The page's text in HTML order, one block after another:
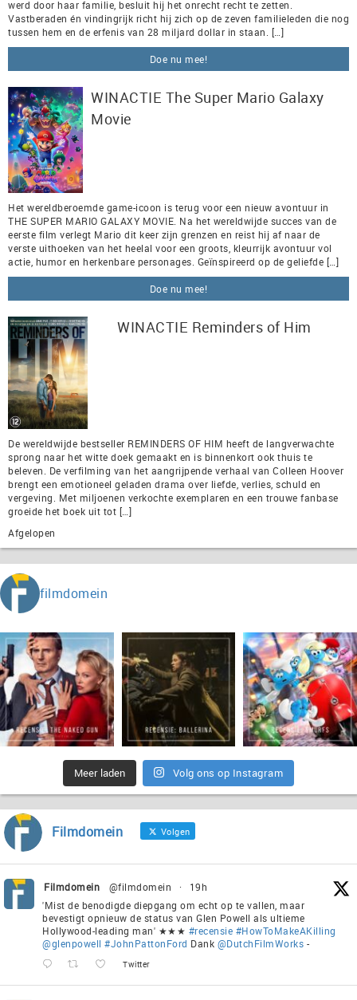
werd door haar familie, besluit hij het onrecht recht te zetten.
Vastberaden én vindingrijk richt hij zich op de zeven familieleden die nog
tussen hem en de erfenis van 28 miljard dollar in staan. […]
Doe nu mee!
WINACTIE The Super Mario Galaxy
Movie
Het wereldberoemde game-icoon is terug voor een nieuw avontuur in
THE SUPER MARIO GALAXY MOVIE. Na het wereldwijde succes van de
eerste film verlegt Mario dit keer zijn grenzen en reist hij af naar de
verste uithoeken van het heelal voor een groots, kleurrijk avontuur vol
actie, humor en herkenbare personages. Geïnspireerd op de geliefde […]
Doe nu mee!
WINACTIE Reminders of Him
De wereldwijde bestseller REMINDERS OF HIM heeft de langverwachte
sprong naar het witte doek gemaakt en is binnenkort ook thuis te
beleven. De verfilming van het aangrijpende verhaal van Colleen Hoover
brengt een emotioneel geladen drama over liefde, verlies, schuld en
vergeving. Met miljoenen verkochte exemplaren en een trouwe fanbase
groeide het boek uit tot […]
Afgelopen
filmdomein
Meer laden Volg ons op Instagram
Filmdomein Volgen
Filmdomein @filmdomein ·
19h
'Mist de benodigde diepgang om echt op te vallen, maar
bevestigt opnieuw de status van Glen Powell als ultieme
Hollywood-leading man' ★★★ #recensie #HowToMakeAKilling
@glenpowell #JohnPattonFord Dank @DutchFilmWorks -
Twitter